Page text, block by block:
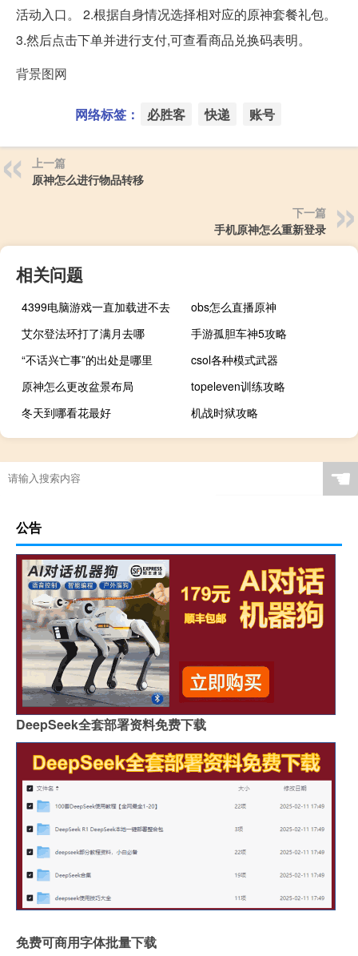
活动入口。 2.根据自身情况选择相对应的原神套餐礼包。
3.然后点击下单并进行支付,可查看商品兑换码表明。
背景图网
网络标签： 必胜客 快递 账号
上一篇
原神怎么进行物品转移
下一篇
手机原神怎么重新登录
相关问题
4399电脑游戏一直加载进不去
obs怎么直播原神
艾尔登法环打了满月去哪
手游孤胆车神5攻略
“不话兴亡事”的出处是哪里
csol各种模式武器
原神怎么更改盆景布局
topeleven训练攻略
冬天到哪看花最好
机战时狱攻略
☚
公告
DeepSeek全套部署资料免费下载
免费可商用字体批量下载